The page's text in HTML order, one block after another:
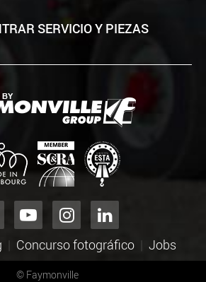
SERVICIO Y PIEZAS
Concurso fotográfico Jobs
© Faymonville